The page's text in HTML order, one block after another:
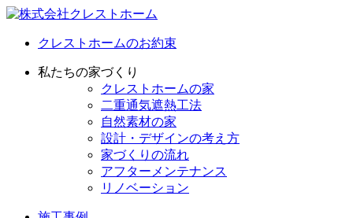
クレストホームのお約束
私たちの家づくり
クレストホームの家
二重通気遮熱工法
自然素材の家
設計・デザインの考え方
家づくりの流れ
アフターメンテナンス
リノベーション